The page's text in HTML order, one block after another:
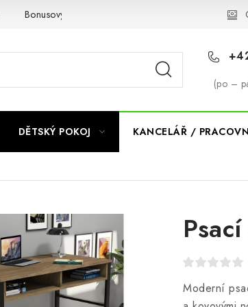
Bonusový program NBM+
(po –
DĚTSKÝ POKOJ KANCELÁŘ /
Moderní